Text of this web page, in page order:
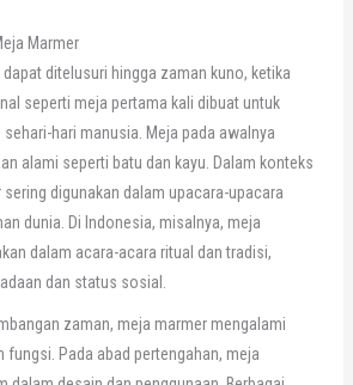
Marmer
dapat ditelusuri hingga zaman kuno, ketika
seperti meja pertama kali dibuat untuk
hari manusia. Meja pada awalnya
alami seperti batu dan kayu. Dalam konteks
sering digunakan dalam upacara-upacara
dunia. Di Indonesia, misalnya, meja
dalam acara-acara ritual dan tradisi,
dan status sosial.
zaman, meja marmer mengalami
fungsi. Pada abad pertengahan, meja